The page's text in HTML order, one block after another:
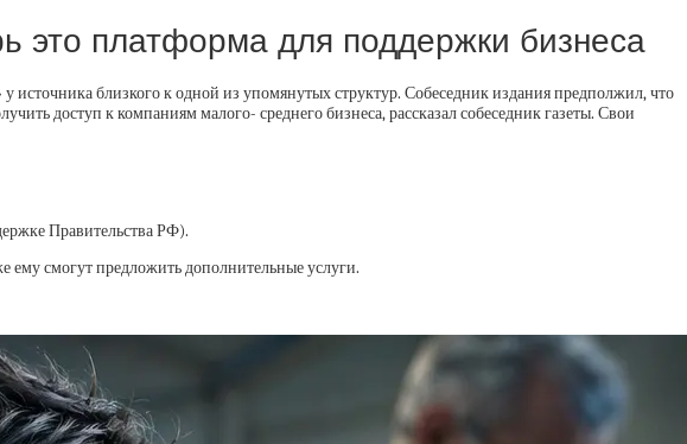
это платформа для поддержки бизнеса
источника близкого к одной из упомянутых структур. Собеседник издания предполжил, что
доступ к компаниям малого- среднего бизнеса, рассказал собеседник газеты. Свои
Правительства РФ).
ему смогут предложить дополнительные услуги.